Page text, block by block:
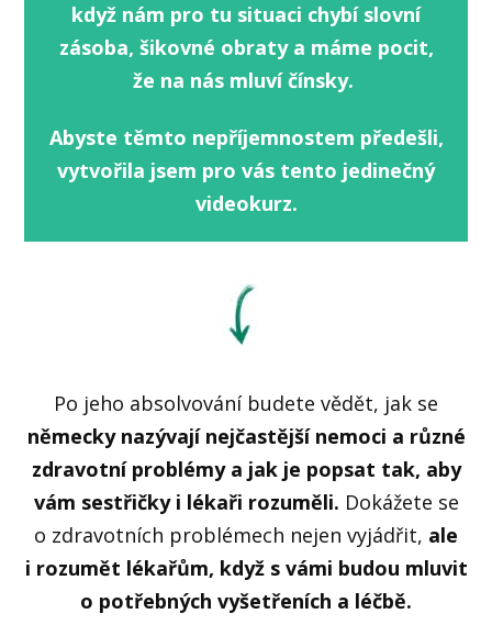
když nám pro tu situaci chybí slovní
zásoba, šikovné obraty a máme pocit,
že na nás mluví čínsky.
Abyste těmto nepříjemnostem předešli,
vytvořila jsem pro vás tento jedinečný
videokurz.
Po jeho absolvování budete vědět, jak se
německy nazývají nejčastější nemoci a různé
zdravotní problémy a jak je popsat tak, aby
vám sestřičky i lékaři rozuměli. Dokážete se
o zdravotních problémech nejen vyjádřit, ale
i rozumět lékařům, když s vámi budou mluvit
o potřebných vyšetřeních a léčbě.